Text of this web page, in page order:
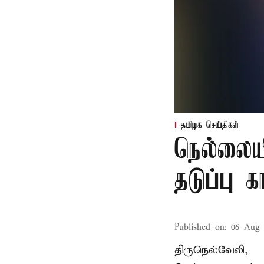
தமிழக செய்திகள்
தடுப்பு
Published on: 06 Aug
திருநெல்வேலி,